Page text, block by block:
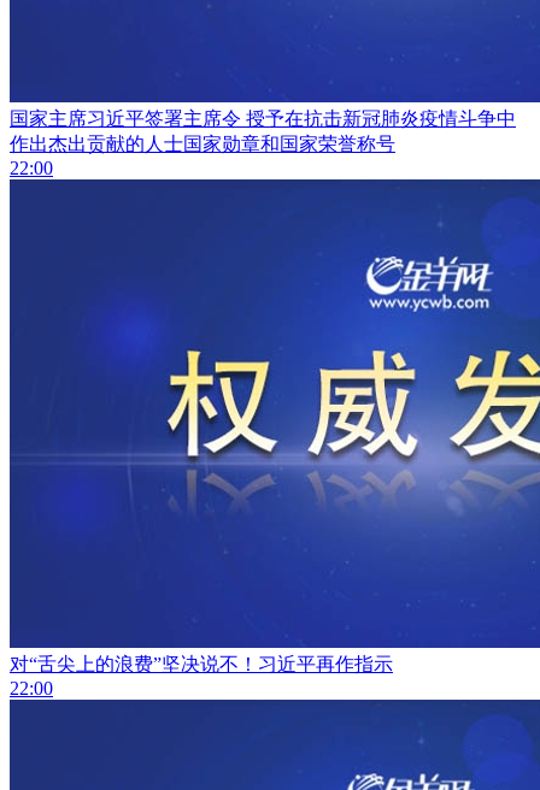
国家主席习近平签署主席令 授予在抗击新冠肺炎疫情斗争中
作出杰出贡献的人士国家勋章和国家荣誉称号
22:00
对“舌尖上的浪费”坚决说不！习近平再作指示
22:00